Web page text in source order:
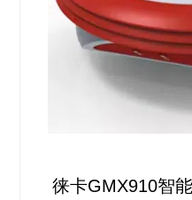
徕卡GMX910智